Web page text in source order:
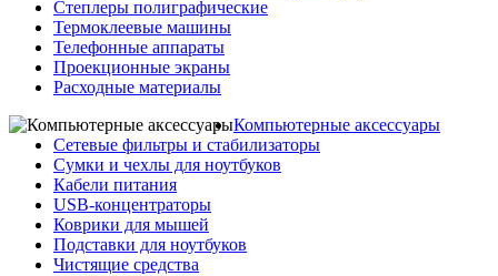
Степлеры полиграфические
Термоклеевые машины
Телефонные аппараты
Проекционные экраны
Расходные материалы
Компьютерные аксессуары
Сетевые фильтры и стабилизаторы
Сумки и чехлы для ноутбуков
Кабели питания
USB-концентраторы
Коврики для мышей
Подставки для ноутбуков
Чистящие средства